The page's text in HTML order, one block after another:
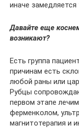
иначе замедляется
Давайте еще
возникают?
Есть группа
причинам есть
любой раны или
Рубцы
первом этапе
ферменколом,
магнитотерапия и